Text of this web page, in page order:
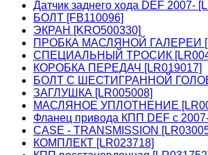
Датчик заднего хода DEF 2007-
БОЛТ [FB110096]
ЭКРАН [KRO500330]
ПРОБКА МАСЛЯНОЙ ГАЛЕРЕИ
СПЕЦИАЛЬНЫЙ ТРОСИК
КОРОБКА ПЕРЕДАЧ [LR019017]
БОЛТ С ШЕСТИГРАННОЙ
ЗАГЛУШКА [LR005008]
МАСЛЯНОЕ УПЛОТНЕНИЕ
Фланец привода КПП DEF c
CASE - TRANSMISSION
КОМПЛЕКТ [LR023718]